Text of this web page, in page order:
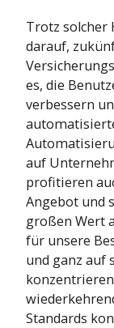
Trotz solcher
darauf,
es, die
verbessern
auf
profitieren
Angebot und
großen Wert
für unsere
und ganz auf
Standards